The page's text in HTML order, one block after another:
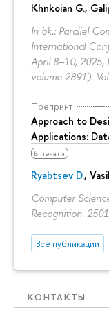
Khnkoian G.,
In bk.: Parallel
International
April 8–10, 2025,
volume 2891).
Препринт
Approach to
Applications:
В печати
Ryabtsev D.,
Computer
Recognition.
Все публикации
КОНТАКТЫ